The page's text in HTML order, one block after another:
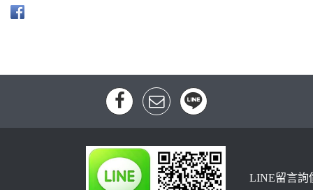
LINE留言詢